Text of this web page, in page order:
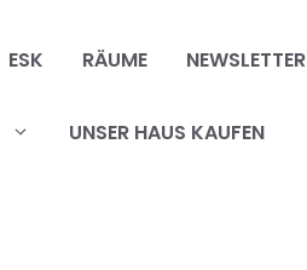
ESK RÄUME NEWSLETTER
UNSER HAUS KAUFEN